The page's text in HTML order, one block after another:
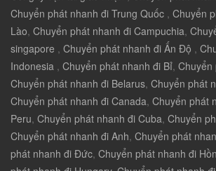
Chuyển phát nhanh đi Trung Quốc , Chuyển
Lào, Chuyển phát nhanh đi Campuchia,
singapore , Chuyển phát nhanh đi Ấn Độ ,
Indonesia , Chuyển phát nhanh đi Bỉ, Chuyển
Chuyển phát nhanh đi Belarus, Chuyển phát
Chuyển phát nhanh đi Canada, Chuyển phát
Peru, Chuyển phát nhanh đi Cuba, Chuyển
Chuyển phát nhanh đi Anh, Chuyển phát
phát nhanh đi Đức, Chuyển phát nhanh đi